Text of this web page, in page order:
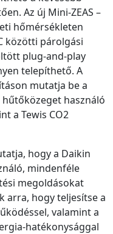
Az új Mini-ZEAS –
hőmérsékleten
közötti párolgási
plug-and-play
telepíthető. A
mutatja be a
használó
a Tewis CO2
hogy a Daikin
mindenféle
megoldásokat
arra, hogy teljesítse a
valamint a
hatékonysággal